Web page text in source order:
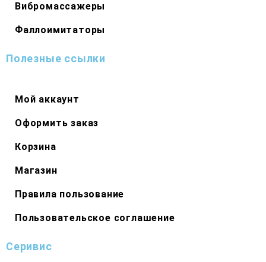
Вибромассажеры
Фаллоимитаторы
Полезные ссылки
Мой аккаунт
Оформить заказ
Корзина
Магазин
Правила пользование
Пользовательское соглашение
Серивис